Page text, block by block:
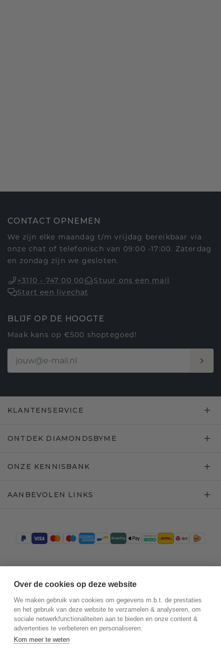
CONTACT OPNEMEN
We zijn elke maandag t/m vrijdag bereikbaar via
onze chat of telefonisch van 09:00 -17:00. Zaterdag
en zondag zijn we gesloten.
+3110 - 747 00 00
Stuur ons een mail
Start een livechat
BLIJF OP DE HOOGTE
Maak kans op €500 shoptegoed!
KLANTENSERVICE
ONTDEK DIAMONDSBYME
ONZE KENNISBANK
AANBEVOLEN LINKS
Over de cookies op deze website
We maken gebruik van cookies om gegevens m.b.t. de prestaties
en het gebruik van deze website te verzamelen & analyseren, om
sociale netwerkfunctionaliteiten aan te bieden en onze content &
advertenties te verbeteren en personaliseren.
Kom meer te weten